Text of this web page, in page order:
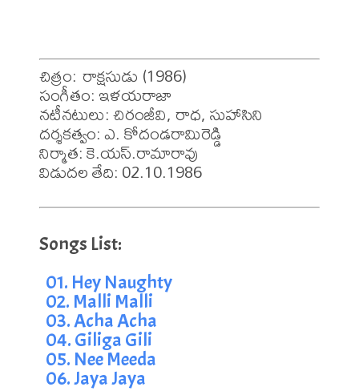
చిత్రం: రాక్షసుడు (1986)
సంగీతం: ఇళయరాజా
నటీనటులు: చిరంజీవి, రాధ, సుహాసిని
దర్శకత్వం: ఎ. కోదండరామిరెడ్డి
నిర్మాత: కె.యస్.రామారావు
విడుదల తేది: 02.10.1986
01. Hey Naughty
02. Malli Malli
03. Acha Acha
04. Giliga Gili
05. Nee Meeda
06. Jaya Jaya